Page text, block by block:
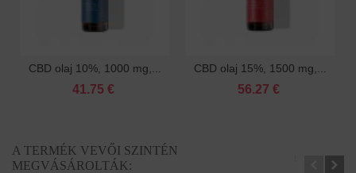
CBD olaj 10%, 1000 mg,...
41.75 €
CBD olaj 15%, 1500 mg,...
56.27 €
A TERMÉK VEVŐI SZINTÉN
MEGVÁSÁROLTÁK: